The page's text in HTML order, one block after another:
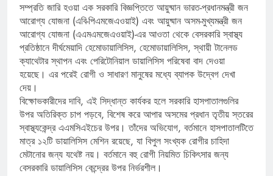
সম্প্রতি জারি হওয়া এক সরকারি বিজ্ঞপ্তিতে আয়ুষ্মান ভারত-প্রধানমন্ত্রী জন
আরোগ্য যোজনা (এবি-পিএমজেএওয়াই) এবং আয়ুষ্মান অসম-মুখ্যমন্ত্রী জন
আরোগ্য যোজনা (এএমএমজেএওয়াই)-এর আওতা থেকে বেসরকারি স্বাস্থ্য
প্রতিষ্ঠানে দীর্ঘমেয়াদি হেমোডায়ালিসিস, হেমোডায়ালিসিস, স্থায়ী টানেলড
ক্যাথেটার স্থাপন এবং পেরিটোনিয়াল ডায়ালিসিস পরিষেবা বাদ দেওয়া
হয়েছে। এর পরেই রোগী ও সাধারণ মানুষের মধ্যে ব্যাপক উদ্বেগ দেখা
দেয়।
বিক্ষোভকারীদের দাবি, এই সিদ্ধান্ত কার্যকর হলে সরকারি হাসপাতালগুলির
উপর অতিরিক্ত চাপ পড়বে, বিশেষ করে আপার অসমের প্রধান তৃতীয় স্তরের
স্বাস্থ্যকেন্দ্র এএমসিএইচের উপর। তাঁদের অভিযোগ, বর্তমানে হাসপাতালটিতে
মাত্র ১২টি ডায়ালিসিস মেশিন রয়েছে, যা বিপুল সংখ্যক রোগীর চাহিদা
মেটানোর জন্য যথেষ্ট নয়। বর্তমানে বহু রোগী নিয়মিত চিকিৎসার জন্য
বেসরকারি ডায়ালিসিস কেন্দ্রের উপর নির্ভরশীল।